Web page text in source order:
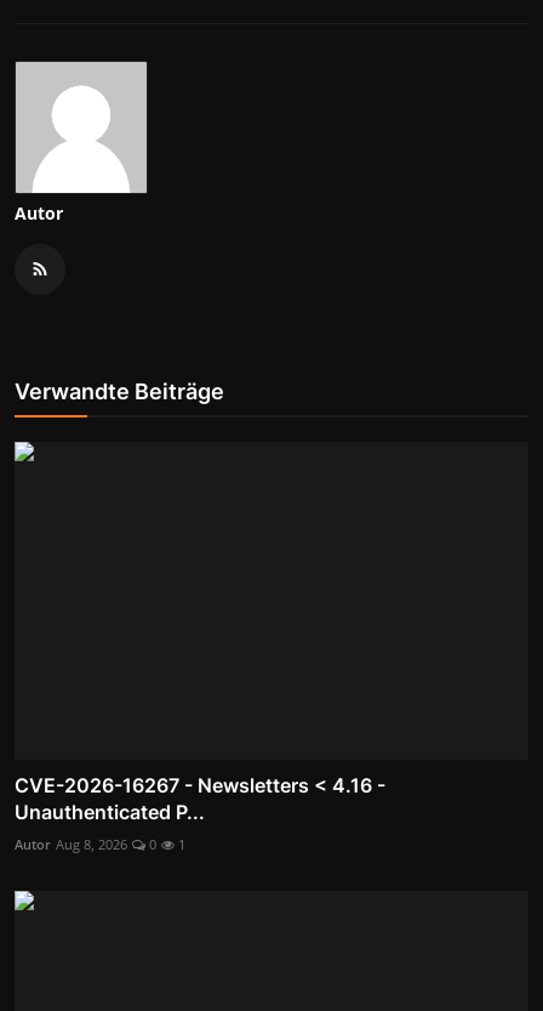
Autor
Verwandte Beiträge
CVE-2026-16267 - Newsletters < 4.16 -
Unauthenticated P...
Autor Aug 8, 2026 0 1